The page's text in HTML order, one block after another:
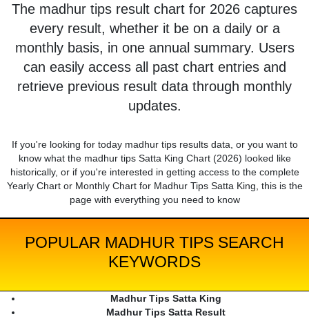
The madhur tips result chart for 2026 captures
every result, whether it be on a daily or a
monthly basis, in one annual summary. Users
can easily access all past chart entries and
retrieve previous result data through monthly
updates.
If you're looking for today madhur tips results data, or you want to
know what the madhur tips Satta King Chart (2026) looked like
historically, or if you're interested in getting access to the complete
Yearly Chart or Monthly Chart for Madhur Tips Satta King, this is the
page with everything you need to know
POPULAR MADHUR TIPS SEARCH
KEYWORDS
Madhur Tips Satta King
Madhur Tips Satta Result